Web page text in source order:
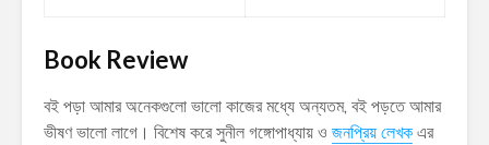
Book Review
বই পড়া আমার অনেকগুলো ভালো কাজের মধ্যে অন্যতম, বই পড়তে আমার
ভীষণ ভালো লাগে। বিশেষ করে সুনীল গঙ্গোপাধ্যায় ও জনপ্রিয় লেখক এর